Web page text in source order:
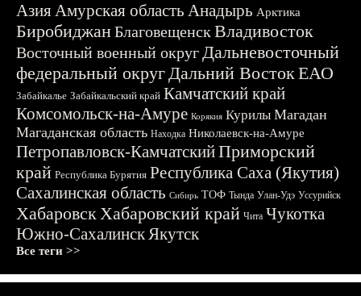
АзияАмурская область Анадырь Арктика
БиробиджанБлаговещенскВладивосток
Восточный военный округДальневосточный
федеральный округДальний ВостокЕАО
Забайкалье Забайкальский край Камчатский край
Комсомольск-на-Амуре Корякия Курилы Магадан
Магаданская область Находка Николаевск-на-Амуре
Петропавловск-КамчатскийПриморский
край Республика Бурятия Республика Саха (Якутия)
Сахалинская область Сибирь ТОФ Тында Улан-Удэ Уссурийск
ХабаровскХабаровский край Чита Чукотка
Южно-СахалинскЯкутск
Все теги >>